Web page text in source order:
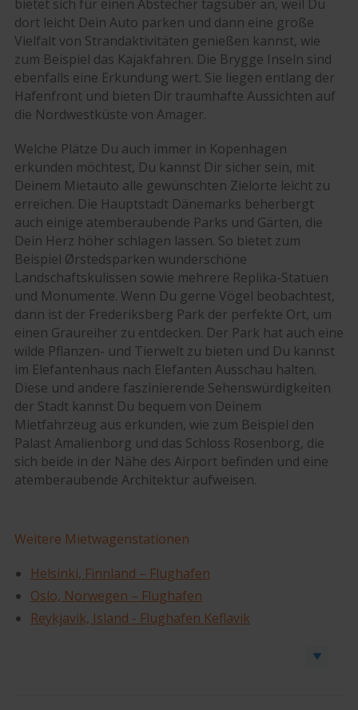
bietet sich für einen Abstecher tagsüber an, weil Du
dort leicht Dein Auto parken und dann eine große
Vielfalt von Strandaktivitäten genießen kannst, wie
zum Beispiel das Kajakfahren. Die Brygge Inseln sind
ebenfalls eine Erkundung wert. Sie liegen entlang der
Hafenfront und bieten Dir traumhafte Aussichten auf
die Nordwestküste von Amager.
Welche Plätze Du auch immer in Kopenhagen
erkunden möchtest, Du kannst Dir sicher sein, mit
Deinem Mietauto alle gewünschten Zielorte leicht zu
erreichen. Die Hauptstadt Dänemarks beherbergt
auch einige atemberaubende Parks und Gärten, die
Dein Herz höher schlagen lassen. So bietet zum
Beispiel Ørstedsparken wunderschöne
Landschaftskulissen sowie mehrere Replika-Statuen
und Monumente. Wenn Du gerne Vögel beobachtest,
dann ist der Frederiksberg Park der perfekte Ort, um
einen Graureiher zu entdecken. Der Park hat auch eine
wilde Pflanzen- und Tierwelt zu bieten und Du kannst
im Elefantenhaus nach Elefanten Ausschau halten.
Diese und andere faszinierende Sehenswürdigkeiten
der Stadt kannst Du bequem von Deinem
Mietfahrzeug aus erkunden, wie zum Beispiel den
Palast Amalienborg und das Schloss Rosenborg, die
sich beide in der Nähe des Airport befinden und eine
atemberaubende Architektur aufweisen.
Weitere Mietwagenstationen
Helsinki, Finnland – Flughafen
Oslo, Norwegen – Flughafen
Reykjavik, Island - Flughafen Keflavik